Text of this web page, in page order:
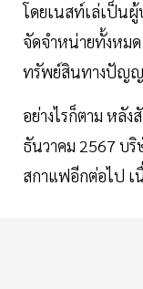
โดยเนสท์เล่เป็นผู้
จัดจำหน่ายทั้งหมด
ทรัพย์สินทางปัญญ
อย่างไรก็ตาม หลั
ธันวาคม 2567 บริ
สกาแฟอีกต่อไป เ